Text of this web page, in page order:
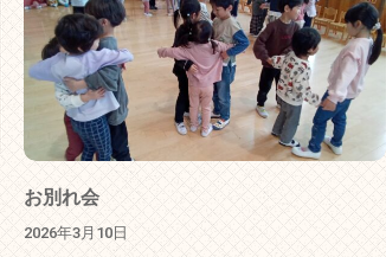
お別れ会
2026年3月10日